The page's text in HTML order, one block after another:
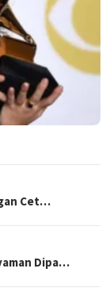
Cet…
Dipa…